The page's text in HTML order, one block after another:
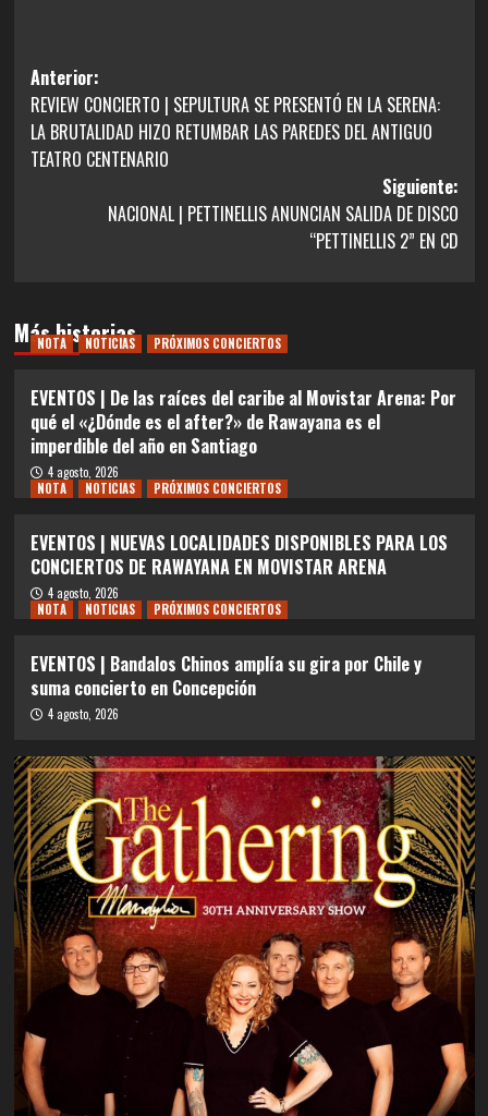
Navegación
de
entradas
Anterior:
REVIEW CONCIERTO | SEPULTURA SE PRESENTÓ EN LA SERENA:
LA BRUTALIDAD HIZO RETUMBAR LAS PAREDES DEL ANTIGUO
TEATRO CENTENARIO
Siguiente:
NACIONAL | PETTINELLIS ANUNCIAN SALIDA DE DISCO
“PETTINELLIS 2” EN CD
Más historias
NOTA NOTICIAS PRÓXIMOS CONCIERTOS
EVENTOS | De las raíces del caribe al Movistar Arena: Por
qué el «¿Dónde es el after?» de Rawayana es el
imperdible del año en Santiago
4 agosto, 2026
NOTA
NOTICIAS PRÓXIMOS CONCIERTOS
EVENTOS | NUEVAS LOCALIDADES DISPONIBLES PARA LOS
CONCIERTOS DE RAWAYANA EN MOVISTAR ARENA
4 agosto, 2026
NOTA
NOTICIAS PRÓXIMOS CONCIERTOS
EVENTOS | Bandalos Chinos amplía su gira por Chile y
suma concierto en Concepción
4 agosto, 2026